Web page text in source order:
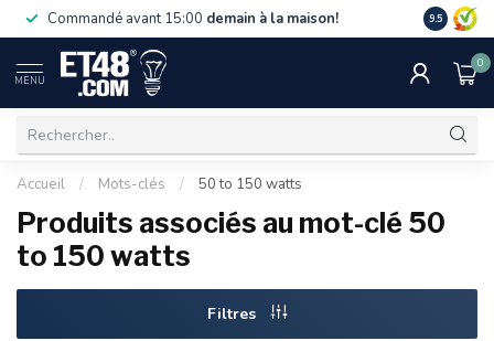
Commandé avant 15:00 demain à la maison! La
de 75 €.
9.5
MENU
0
Accueil / Mots-clés / 50 to 150 watts
Produits associés au mot-clé 50
to 150 watts
Filtres